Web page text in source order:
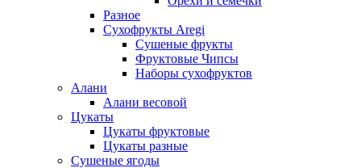
Разное
Сухофрукты Aregi
Сушеные фрукты
Фруктовые Чипсы
Наборы сухофруктов
Алани
Алани весовой
Цукаты
Цукаты фруктовые
Цукаты разные
Сушеные ягоды